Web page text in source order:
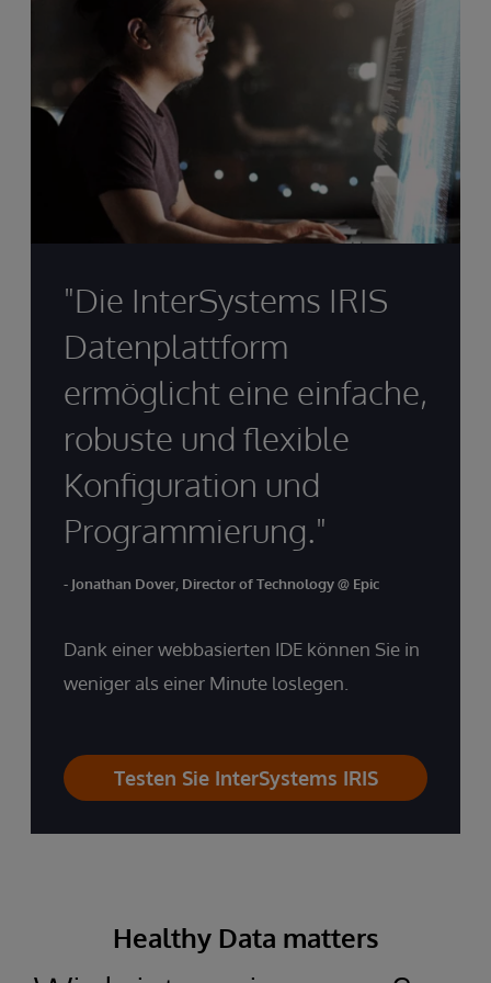
"Die InterSystems IRIS
Datenplattform
ermöglicht eine einfache,
robuste und flexible
Konfiguration und
Programmierung."
- Jonathan Dover, Director of Technology @ Epic
Dank einer webbasierten IDE können Sie in
weniger als einer Minute loslegen.
Testen Sie InterSystems IRIS
Healthy Data matters